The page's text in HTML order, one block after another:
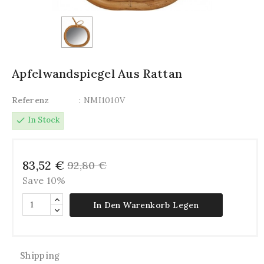
Apfelwandspiegel Aus Rattan
Referenz
: NMI1010V
check In Stock
83,52 € 92,80 €
Save 10%
In Den Warenkorb Legen
Shipping